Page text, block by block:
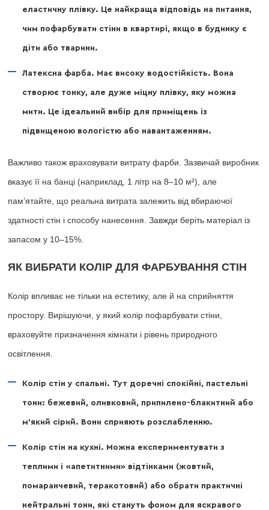
еластичну плівку. Це найкраща відповідь на питання,
чим пофарбувати стіни в квартирі, якщо в будинку є
діти або тварини.
Латексна фарба. Має високу водостійкість. Вона
створює тонку, але дуже міцну плівку, яку можна
мити. Це ідеальний вибір для приміщень із
підвищеною вологістю або навантаженням.
Важливо також враховувати витрату фарби. Зазвичай виробник
вказує її на банці (наприклад, 1 літр на 8–10 м²), але
пам’ятайте, що реальна витрата залежить від вбираючої
здатності стін і способу нанесення. Завжди беріть матеріал із
запасом у 10–15%.
ЯК ВИБРАТИ КОЛІР ДЛЯ ФАРБУВАННЯ СТІН
Колір впливає не тільки на естетику, але й на сприйняття
простору. Вирішуючи, у який колір пофарбувати стіни,
враховуйте призначення кімнати і рівень природного
освітлення.
Колір стін у спальні. Тут доречні спокійні, пастельні
тони: бежевий, оливковий, припилено-блакитний або
м’який сірий. Вони сприяють розслабленню.
Колір стін на кухні. Можна експериментувати з
теплими і «апетитними» відтінками (жовтий,
помаранчевий, теракотовий) або обрати практичні
нейтральні тони, які стануть фоном для яскравого